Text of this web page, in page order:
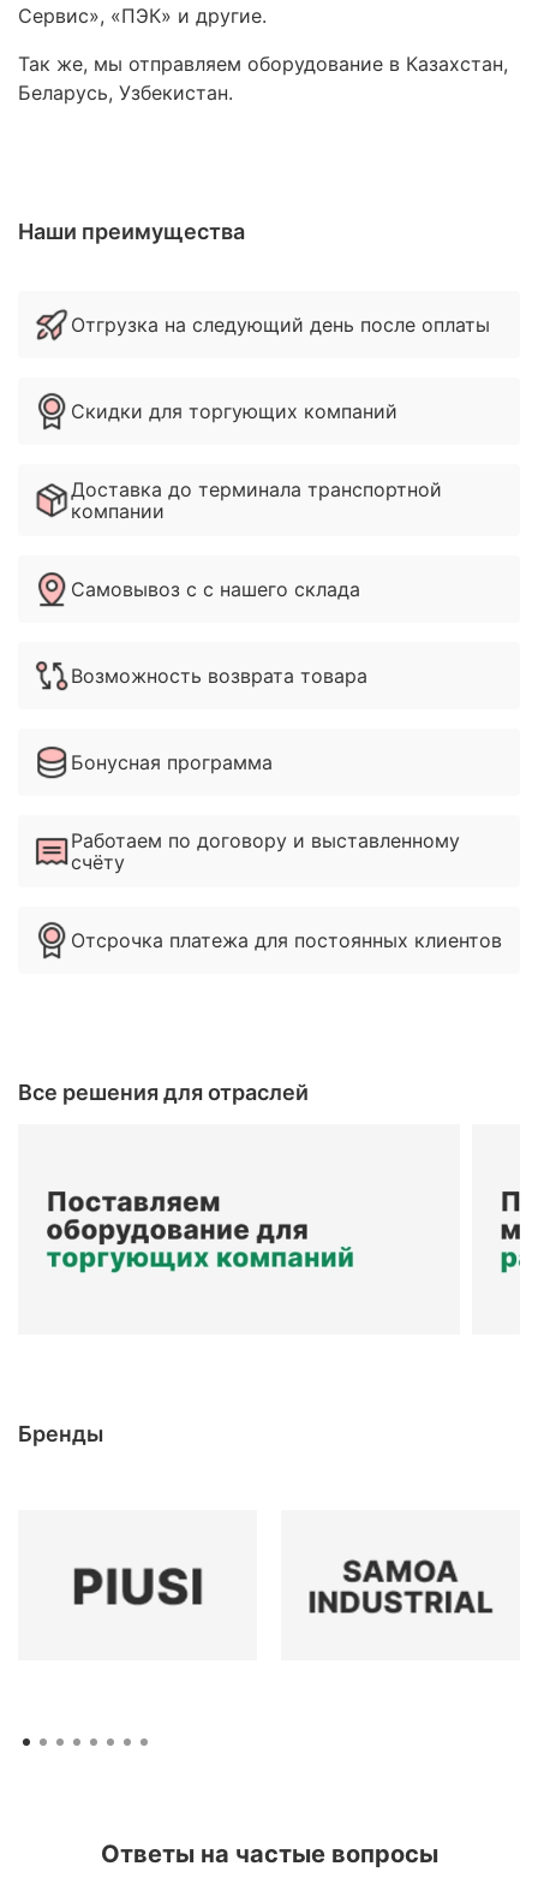
Сервис», «ПЭК» и другие.
Так же, мы отправляем оборудование в Казахстан,
Беларусь, Узбекистан.
Наши преимущества
Отгрузка на следующий день после оплаты
Скидки для торгующих компаний
Доставка до терминала транспортной
компании
Самовывоз с с нашего склада
Возможность возврата товара
Бонусная программа
Работаем по договору и выставленному
счёту
Отсрочка платежа для постоянных клиентов
Все решения для отраслей
Бренды
Ответы на частые вопросы